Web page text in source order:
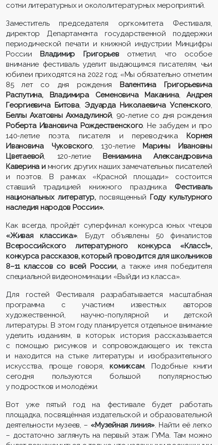
сотни литературных и окололитературных мероприятий.
Заместитель председателя оргкомитета Фестиваля,
директор Департамента государственной поддержки
периодической печати и книжной индустрии Минцифры
России Владимир Григорьевотметил, что особое
внимание фестиваль уделит выдающимся писателям, чьи
юбилеи приходятся на 2022 год: «Мы обязательно отметим
85 лет со дня рождения Валентина Григорьевича
Распутина, Владимира Семеновича Маканина,Андрея
Георгиевича Битова,Эдуарда Николаевича Успенского,
Беллы Ахатовны Ахмадулиной, 90-летие со дня рождения
Роберта Ивановича Рождественского. Не забудем и про
140-летие поэта, писателя и переводчика Корнея
Ивановича Чуковского, 130-летие Марины Ивановны
Цветаевой, 120-летие Вениамина Александровича
Каверина и многих других наших замечательных писателей
и поэтов. В рамках «Красной площади» состоится
ставший традицией книжного праздника Фестиваль
национальных литератур,посвященный Году культурного
наследия народов России».
Как всегда, пройдёт суперфинал конкурса юных чтецов
«Живая классика». Будут объявлены 50 финалистов
Всероссийского литературного конкурса «Класс!»,
конкурса рассказов, который проводится для школьников
8–11 классов со всей России, а также имя победителя
специальной видеономинации «Выйди из класса».
Для гостей Фестиваля разрабатывается масштабная
программа с участием известных авторов
художественной, научно-популярной и детской
литературы. В этом году планируется отдельное внимание
уделить изданиям, в которых история рассказывается
с помощью рисунков и сопровождающего их текста
и находится на стыке литературы и изобразительного
искусства, проще говоря,комиксам. Подобные книги
сегодня пользуются большой популярностью
у подростков и молодёжи.
Вот уже пятый год на фестивале будет работать
площадка, посвящённая издательской и образовательной
деятельности музеев, – «Музейная линия». Найти её легко
– достаточно заглянуть на первый этаж ГУМа. Там можно